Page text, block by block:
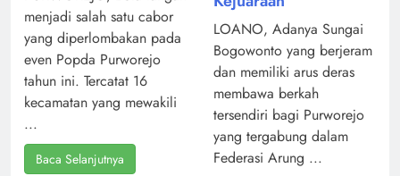
menjadi salah satu cabor
yang diperlombakan pada
even Popda Purworejo
tahun ini. Tercatat 16
kecamatan yang mewakili
...
Baca Selanjutnya
LOANO, Adanya Sungai
Bogowonto yang berjeram
dan memiliki arus deras
membawa berkah
tersendiri bagi Purworejo
yang tergabung dalam
Federasi Arung ...